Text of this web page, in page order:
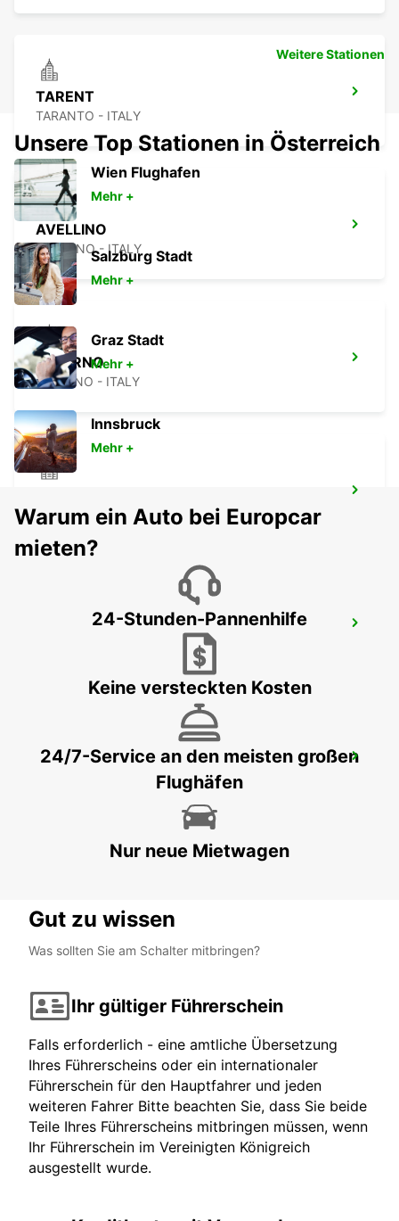
TARENT
TARANTO - ITALY
AVELLINO
AVELLINO - ITALY
SALERNO
SALERNO - ITALY
NOCERA INFERIORE - ITALY
FLUGHAFEN BRINDISI
Weitere Stationen
Unsere Top Stationen in Österreich
Wien Flughafen
Mehr +
Salzburg Stadt
Mehr +
Graz Stadt
Mehr +
Innsbruck
Mehr +
Warum ein Auto bei Europcar
mieten?
24-Stunden-Pannenhilfe
Keine versteckten Kosten
24/7-Service an den meisten großen
Flughäfen
Nur neue Mietwagen
Gut zu wissen
Was sollten Sie am Schalter mitbringen?
Ihr gültiger Führerschein
Falls erforderlich - eine amtliche Übersetzung
Ihres Führerscheins oder ein internationaler
Führerschein für den Hauptfahrer und jeden
weiteren Fahrer Bitte beachten Sie, dass Sie beide
Teile Ihres Führerscheins mitbringen müssen, wenn
Ihr Führerschein im Vereinigten Königreich
ausgestellt wurde.